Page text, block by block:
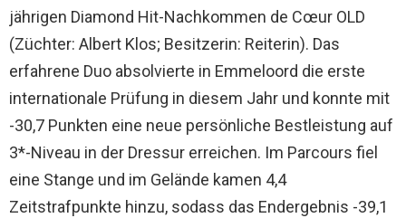
jährigen Diamond Hit-Nachkommen de Cœur OLD
(Züchter: Albert Klos; Besitzerin: Reiterin). Das
erfahrene Duo absolvierte in Emmeloord die erste
internationale Prüfung in diesem Jahr und konnte mit
-30,7 Punkten eine neue persönliche Bestleistung auf
3*-Niveau in der Dressur erreichen. Im Parcours fiel
eine Stange und im Gelände kamen 4,4
Zeitstrafpunkte hinzu, sodass das Endergebnis -39,1